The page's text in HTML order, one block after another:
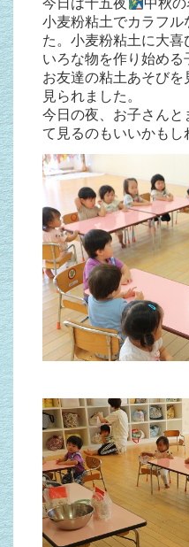
今日は十五夜
中秋の
小麦粉粘土でカラフル
た。小麦粉粘土に大喜
いろな物を作り始める
お友達の粘土あそび
見られました。
今日の夜、お子さん
て見るのもいいかもし